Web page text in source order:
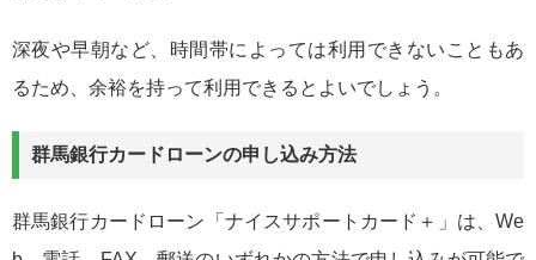
深夜や早朝など、時間帯によっては利用できないこともあ
るため、余裕を持って利用できるとよいでしょう。
群馬銀行カードローンの申し込み方法
群馬銀行カードローン「ナイスサポートカード＋」は、We